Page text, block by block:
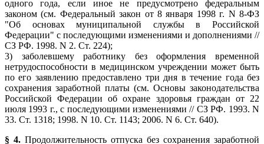
одного года, если иное не предусмотрено федеральным
законом (см. Федеральный закон от 8 января 1998 г. N 8-ФЗ
"Об основах муниципальной службы в Российской
Федерации" с последующими изменениями и дополнениями //
СЗ РФ. 1998. N 2. Ст. 224);
3) заболевшему работнику без оформления временной
нетрудоспособности в медицинском учреждении может быть
по его заявлению предоставлено три дня в течение года без
сохранения заработной платы (см. Основы законодательства
Российской Федерации об охране здоровья граждан от 22
июля 1993 г., с последующими изменениями // СЗ РФ. 1993. N
33. Ст. 1318; 1998. N 10. Ст. 1143; 2006. N 6. Ст. 640).
§ 4. Продолжительность отпуска без сохранения заработной